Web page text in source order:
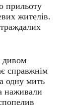
прильоту
жителів.
дивом
справжнім
одну мить
наживали